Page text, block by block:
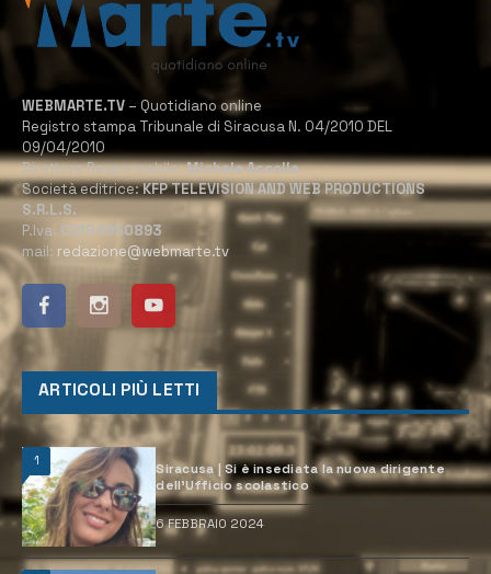
WEBMARTE.TV – Quotidiano online
Registro stampa Tribunale di Siracusa N. 04/2010 DEL
09/04/2010
Direttore Responsabile:Michele Accolla
Società editrice:KFP TELEVISION AND WEB PRODUCTIONS
S.R.L.S.
P.Iva: 02184950893
mail: redazione@webmarte.tv
ARTICOLI PIÙ LETTI
1
Siracusa | Si è insediata la nuova dirigente
dell’Ufficio scolastico
6 FEBBRAIO 2024